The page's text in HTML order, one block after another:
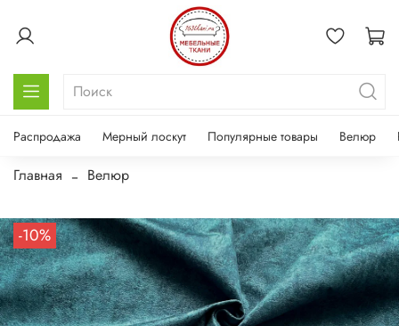
Распродажа Мерный лоскут Популярные товары Велюр
Главная Велюр
-10%